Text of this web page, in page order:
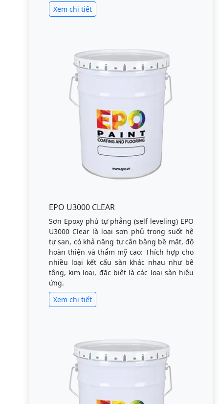
Xem chi tiết
EPO U3000 CLEAR
Sơn Epoxy phủ tự phẳng (self leveling) EPO
U3000 Clear là loại sơn phủ trong suốt hệ
tự san, có khả năng tự cân bằng bề mặt, độ
hoàn thiện và thẩm mỹ cao: Thích hợp cho
nhiều loại kết cấu sàn khác nhau như bê
tông, kim loại, đặc biệt là các loại sàn hiệu
ứng.
Xem chi tiết